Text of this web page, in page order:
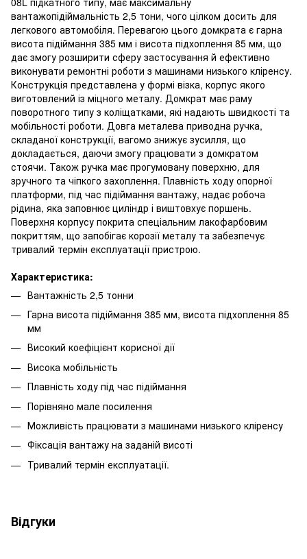
вантажопідіймальність 2,5 тони, чого цілком досить для
легкового автомобіля. Перевагою цього домкрата є гарна
висота підіймання 385 мм і висота підхоплення 85 мм, що
дає змогу розширити сферу застосування й ефективно
виконувати ремонтні роботи з машинами низького кліренсу.
Конструкція представлена у формі візка, корпус якого
виготовлений із міцного металу. Домкрат має раму
поворотного типу з коліщатками, які надають швидкості та
мобільності роботи. Довга металева приводна ручка,
складаної конструкції, вагомо знижує зусилля, що
докладається, даючи змогу працювати з домкратом
стоячи. Також ручка має прогумовану поверхню, для
зручного та чіпкого захоплення. Плавність ходу опорної
платформи, під час підіймання вантажу, надає робоча
рідина, яка заповнює циліндр і виштовхує поршень.
Поверхня корпусу покрита спеціальним лакофарбовим
покриттям, що запобігає корозії металу та забезпечує
тривалий термін експлуатації пристрою.
Характеристика:
Вантажність 2,5 тонни
Гарна висота підіймання 385 мм, висота підхоплення 85
мм
Високий коефіцієнт корисної дії
Висока мобільність
Плавність ходу під час підіймання
Порівняно мале посилення
Можливість працювати з машинами низького кліренсу
Фіксація вантажу на заданій висоті
Тривалий термін експлуатації.
Відгуки